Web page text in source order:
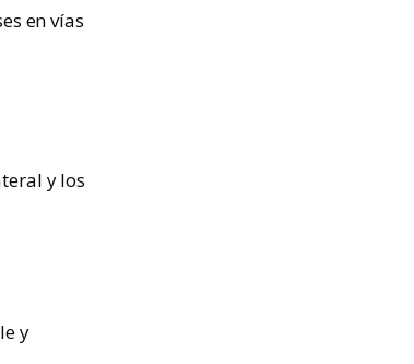
en vías
y los
y